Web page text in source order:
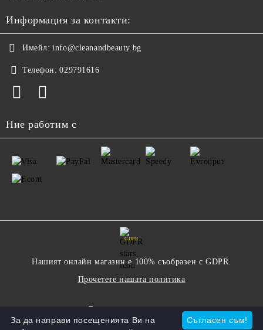
Информация за контакти:
Имейл: info@cleanandbeauty.bg
Телефон: 029791616
Ние работим с
GDPR
Нашият онлайн магазин е 100% съобразен с GDPR.
Прочетете нашата политика
Съгласен съм!
За да направи посещенията Ви на